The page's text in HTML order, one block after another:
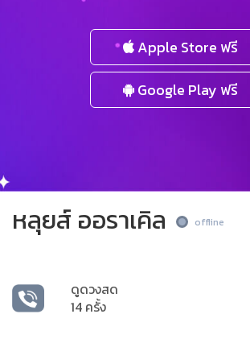
Apple Store ฟรี
Google Play ฟรี
หลุยส์ ออราเคิล offline
ดูดวงสด
14 ครั้ง